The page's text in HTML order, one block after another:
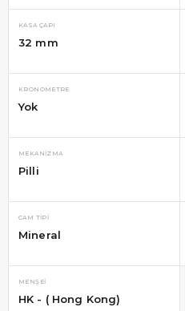
KASA ÇAPI
32 mm
KRONOMETRE
Yok
MEKANIZMA
Pilli
CAM TIPI
Mineral
MENŞEI
HK - ( Hong Kong)